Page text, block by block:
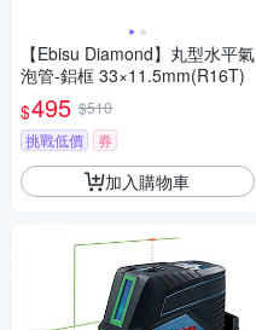
【Ebisu Diamond】丸型水平氣
泡管-鋁框 33×11.5mm(R16T)
$495 $510
挑戰低價
券
加入購物車